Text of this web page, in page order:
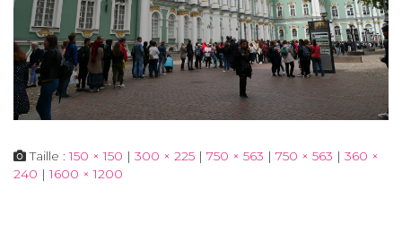
Taille :150 × 150 | 300 × 225 | 750 × 563 | 750 × 563 | 360 ×
240 | 1600 × 1200